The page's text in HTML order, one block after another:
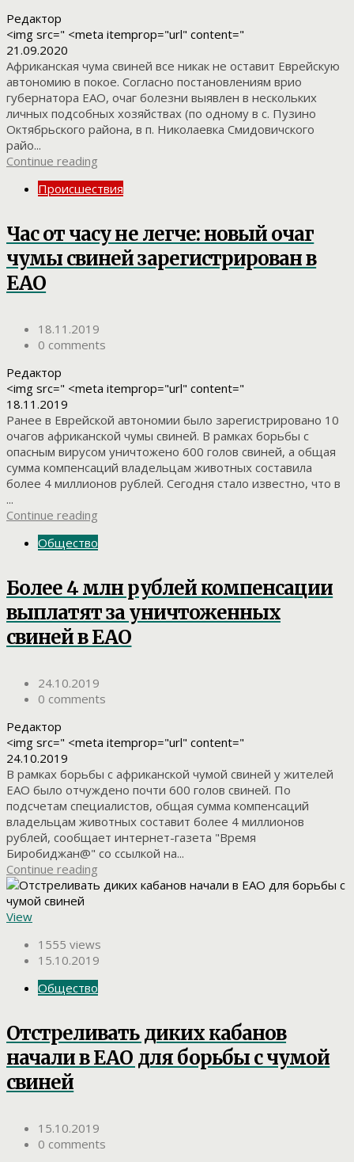
Редактор
<img src=" <meta itemprop="url" content="
21.09.2020
Африканская чума свиней все никак не оставит Еврейскую
автономию в покое. Согласно постановлениям врио
губернатора ЕАО, очаг болезни выявлен в нескольких
личных подсобных хозяйствах (по одному в с. Пузино
Октябрьского района, в п. Николаевка Смидовичского
райо...
Continue reading
Происшествия
Час от часу не легче: новый очаг
чумы свиней зарегистрирован в
ЕАО
18.11.2019
0 comments
Редактор
<img src=" <meta itemprop="url" content="
18.11.2019
Ранее в Еврейской автономии было зарегистрировано 10
очагов африканской чумы свиней. В рамках борьбы с
опасным вирусом уничтожено 600 голов свиней, а общая
сумма компенсаций владельцам животных составила
более 4 миллионов рублей. Сегодня стало известно, что в
...
Continue reading
Общество
Более 4 млн рублей компенсации
выплатят за уничтоженных
свиней в ЕАО
24.10.2019
0 comments
Редактор
<img src=" <meta itemprop="url" content="
24.10.2019
В рамках борьбы с африканской чумой свиней у жителей
ЕАО было отчуждено почти 600 голов свиней. По
подсчетам специалистов, общая сумма компенсаций
владельцам животных составит более 4 миллионов
рублей, сообщает интернет-газета "Время
Биробиджан@" со ссылкой на...
Continue reading
View
1555 views
15.10.2019
Общество
Отстреливать диких кабанов
начали в ЕАО для борьбы с чумой
свиней
15.10.2019
0 comments